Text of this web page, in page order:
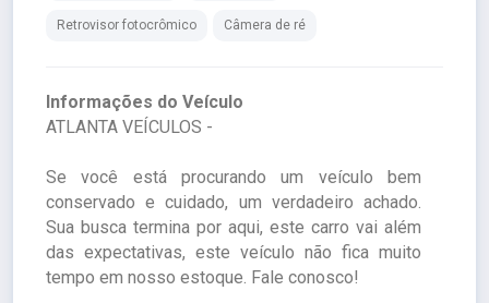
Retrovisor fotocrômico Câmera de ré
Informações do Veículo
ATLANTA VEÍCULOS -
Se você está procurando um veículo bem
conservado e cuidado, um verdadeiro achado.
Sua busca termina por aqui, este carro vai além
das expectativas, este veículo não fica muito
tempo em nosso estoque. Fale conosco!